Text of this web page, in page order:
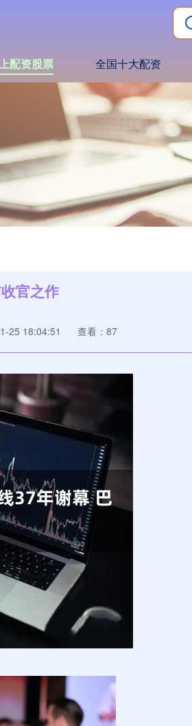
配资股票 全国十大配资
官之作
25 18:04:51 查看：87
指 14221.19 111.07